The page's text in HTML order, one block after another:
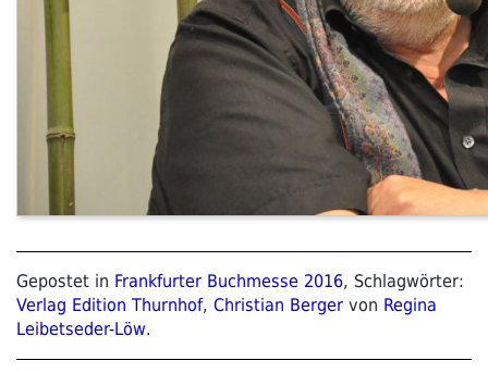
Gepostet in Frankfurter Buchmesse 2016, Schlagwörter:
Verlag Edition Thurnhof, Christian Berger von Regina
Leibetseder-Löw.